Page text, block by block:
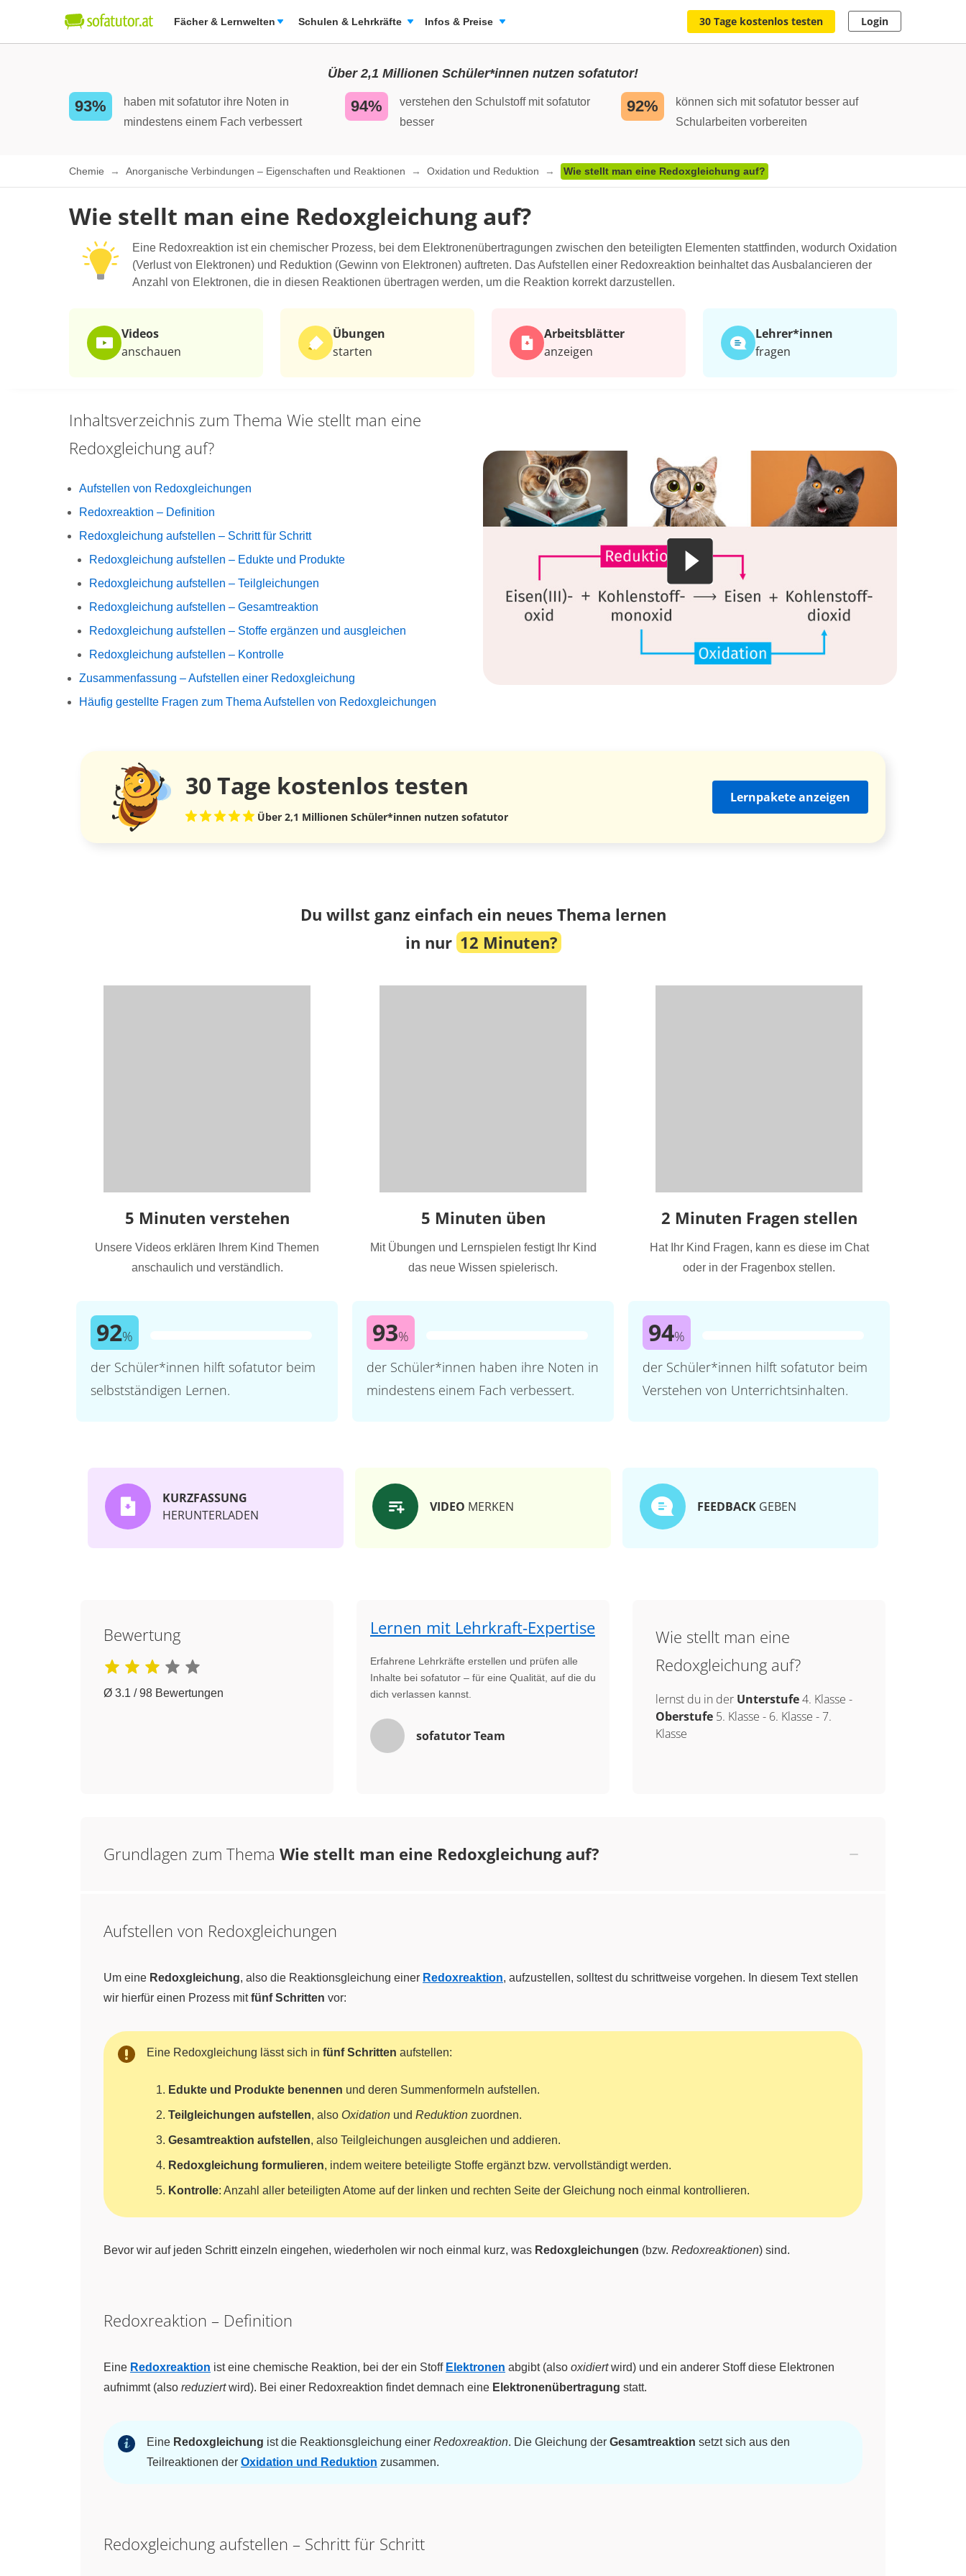
Fächer & Lernwelten Schulen & Lehrkräfte Infos & Preise 30 Tage kostenlos testen Login
Über 2,1 Millionen Schüler*innen nutzen sofatutor!
93%
haben mit sofatutor ihre Noten in
mindestens einem Fach verbessert
94%
verstehen den Schulstoff mit sofatutor
besser
92%
können sich mit sofatutor besser auf
Schularbeiten vorbereiten
Chemie Anorganische Verbindungen – Eigenschaften und Reaktionen Oxidation und Reduktion Wie stellt man eine Redoxgleichung auf?
Wie stellt man eine Redoxgleichung auf?
Eine Redoxreaktion ist ein chemischer Prozess, bei dem Elektronenübertragungen zwischen den beteiligten Elementen stattfinden, wodurch Oxidation
(Verlust von Elektronen) und Reduktion (Gewinn von Elektronen) auftreten. Das Aufstellen einer Redoxreaktion beinhaltet das Ausbalancieren der
Anzahl von Elektronen, die in diesen Reaktionen übertragen werden, um die Reaktion korrekt darzustellen.
Videos
anschauen
Übungen
starten
Arbeits­blätter
anzeigen
Lehrer*​innen
fragen
Inhaltsverzeichnis zum Thema Wie stellt man eine
Redoxgleichung auf?
Aufstellen von Redoxgleichungen
Redoxreaktion – Definition
Redoxgleichung aufstellen – Schritt für Schritt
Redoxgleichung aufstellen – Edukte und Produkte
Redoxgleichung aufstellen – Teilgleichungen
Redoxgleichung aufstellen – Gesamtreaktion
Redoxgleichung aufstellen – Stoffe ergänzen und ausgleichen
Redoxgleichung aufstellen – Kontrolle
Zusammenfassung – Aufstellen einer Redoxgleichung
Häufig gestellte Fragen zum Thema Aufstellen von Redoxgleichungen
30 Tage kostenlos testen
Über 2,1 Millionen Schüler*innen nutzen sofatutor
Lernpakete anzeigen
Du willst ganz einfach ein neues Thema lernen
in nur 12 Minuten?
5 Minuten verstehen
Unsere Videos erklären Ihrem Kind Themen
anschaulich und verständlich.
92%
der Schüler*innen hilft sofatutor beim
selbstständigen Lernen.
5 Minuten üben
Mit Übungen und Lernspielen festigt Ihr Kind
das neue Wissen spielerisch.
93%
der Schüler*innen haben ihre Noten in
mindestens einem Fach verbessert.
2 Minuten Fragen stellen
Hat Ihr Kind Fragen, kann es diese im Chat
oder in der Fragenbox stellen.
94%
der Schüler*innen hilft sofatutor beim
Verstehen von Unterrichtsinhalten.
KURZFASSUNG
HERUNTERLADEN
VIDEO MERKEN FEEDBACK GEBEN
Bewertung
Ø 3.1 / 98 Bewertungen
Lernen mit Lehrkraft-Expertise
Erfahrene Lehrkräfte erstellen und prüfen alle
Inhalte bei sofatutor – für eine Qualität, auf die du
dich verlassen kannst.
sofatutor Team
Wie stellt man eine
Redoxgleichung auf?
lernst du in der Unterstufe4. Klasse -
Oberstufe 5. Klasse - 6. Klasse -7.
Klasse
Grundlagen zum Thema Wie stellt man eine Redoxgleichung auf?
Aufstellen von Redoxgleichungen
Um eine Redoxgleichung, also die Reaktionsgleichung einer Redoxreaktion, aufzustellen, solltest du schrittweise vorgehen. In diesem Text stellen
wir hierfür einen Prozess mitfünf Schritten vor:
Eine Redoxgleichung lässt sich in fünf Schritten aufstellen:
Edukte und Produkte benennen und deren Summenformeln aufstellen.
Teilgleichungen aufstellen, also Oxidation und Reduktion zuordnen.
Gesamtreaktion aufstellen, also Teilgleichungen ausgleichen und addieren.
Redoxgleichung formulieren, indem weitere beteiligte Stoffe ergänzt bzw. vervollständigt werden.
Kontrolle: Anzahl aller beteiligten Atome auf der linken und rechten Seite der Gleichung noch einmal kontrollieren.
Bevor wir auf jeden Schritt einzeln eingehen, wiederholen wir noch einmal kurz, was Redoxgleichungen (bzw. Redoxreaktionen) sind.
Redoxreaktion – Definition
Eine Redoxreaktion ist eine chemische Reaktion, bei der ein Stoff Elektronen abgibt (also oxidiertwird) und ein anderer Stoff diese Elektronen
aufnimmt (also reduziertwird). Bei einer Redoxreaktion findet demnach eine Elektronenübertragung statt.
Eine Redoxgleichung ist die Reaktionsgleichung einer Redoxreaktion. Die Gleichung der Gesamtreaktion setzt sich aus den
Teilreaktionen der Oxidation und Reduktion zusammen.
Redoxgleichung aufstellen – Schritt für Schritt